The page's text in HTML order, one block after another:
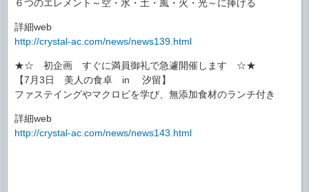
６つのエレメント～空・水・土・風・火・光～に捧げる
詳細web
http://crystal-ac.com/news/news139.html
★☆ 初企画 すぐに満員御礼で急遽開催します ☆★
【7月3日 美人の食卓 in 汐留】
ファステイングやマクロビを学び、無添加食材のランチ付き
詳細web
http://crystal-ac.com/news/news143.html